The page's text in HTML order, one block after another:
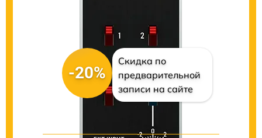
-20%
Скидка по
предварительной
записи на сайте